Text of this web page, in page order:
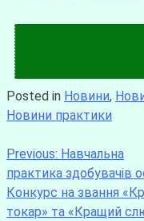
Posted in Новини,
Новини практики
Previous: Навчальна
практика здобувачів
Конкурс на звання
токар» та «Кращий